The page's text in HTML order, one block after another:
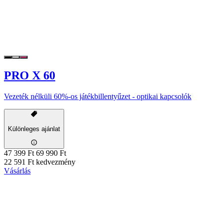
PRO X 60
Vezeték nélküli 60%-os játékbillentyűzet - optikai kapcsolók
Különleges ajánlat
47 399 Ft 69 990 Ft
22 591 Ft kedvezmény
Vásárlás